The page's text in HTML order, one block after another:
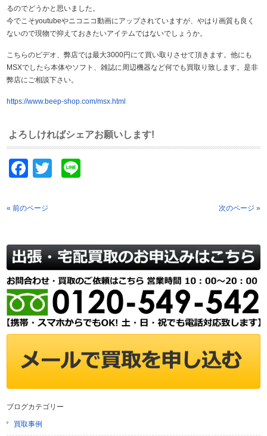
るのでどうかと思いました。
今でこそyoutubeやニコニコ動画にアップされていますが、やはり画質も良く
ないので現物で抑えておきたいアイテムではないでしょうか。
こちらのビデオ、弊店では最大3000円にて買い取りさせて頂きます。他にも
MSXでしたら本体やソフト、雑誌に周辺機器など何でも買取り致します。是非
弊店にご相談下さい。
https://www.beep-shop.com/msx.html
よろしければシェアお願いします!
Facebook
Twitter
« 前のページ 次のページ »
ブログカテゴリー
買取事例